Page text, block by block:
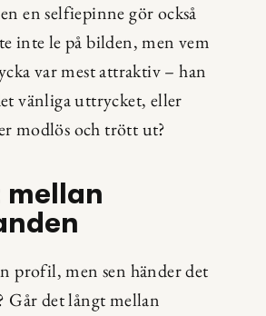
en selfiepinne gör också
inte le på bilden, men vem
var mest attraktiv – han
vänliga uttrycket, eller
modlös och trött ut?
mellan
profil, men sen händer det
det långt mellan